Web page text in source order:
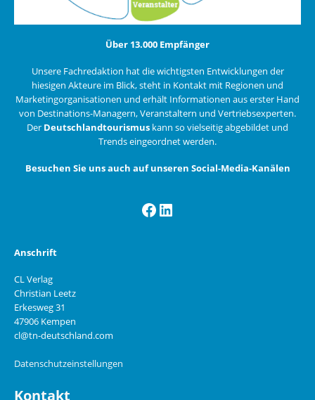
Über 13.000 Empfänger
Unsere Fachredaktion hat die wichtigsten Entwicklungen der
hiesigen Akteure im Blick, steht in Kontakt mit Regionen und
Marketingorganisationen und erhält Informationen aus erster Hand
von Destinations-Managern, Veranstaltern und Vertriebsexperten.
Der Deutschlandtourismus kann so vielseitig abgebildet und
Trends eingeordnet werden.
Besuchen Sie uns auch auf unseren Social-Media-Kanälen
Facebook
LinkedIn
Anschrift
CL Verlag
Christian Leetz
Erkesweg 31
47906 Kempen
cl@tn-deutschland.com
Datenschutzeinstellungen
Kontakt